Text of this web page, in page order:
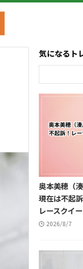
気になるト
奥本美穂（
現在は不起
レースクイ
2026/8/7